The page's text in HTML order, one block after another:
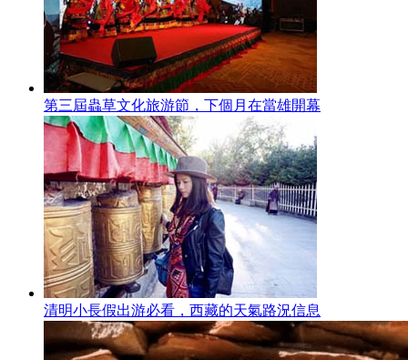
第三屆蟲草文化旅游節，下個月在當雄開幕
清明小長假出游必看，西藏的天氣路況信息